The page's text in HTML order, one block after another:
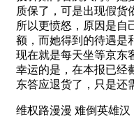
质保了，可是出现假货
所以更愤怒，原因是自
额，而她得到的待遇是
现在就是每天坐等京东
幸运的是，在本报已经
东答应退货了，只是还
维权路漫漫 难倒英雄汉